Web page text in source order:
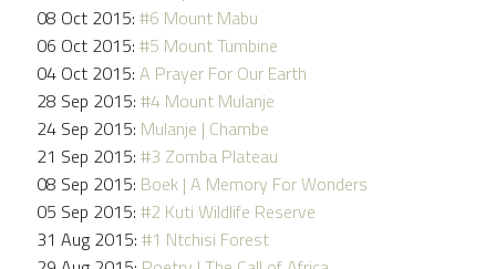
08 Oct 2015: #6 Mount Mabu
06 Oct 2015: #5 Mount Tumbine
04 Oct 2015: A Prayer For Our Earth
28 Sep 2015: #4 Mount Mulanje
24 Sep 2015: Mulanje | Chambe
21 Sep 2015: #3 Zomba Plateau
08 Sep 2015: Boek | A Memory For Wonders
05 Sep 2015: #2 Kuti Wildlife Reserve
31 Aug 2015: #1 Ntchisi Forest